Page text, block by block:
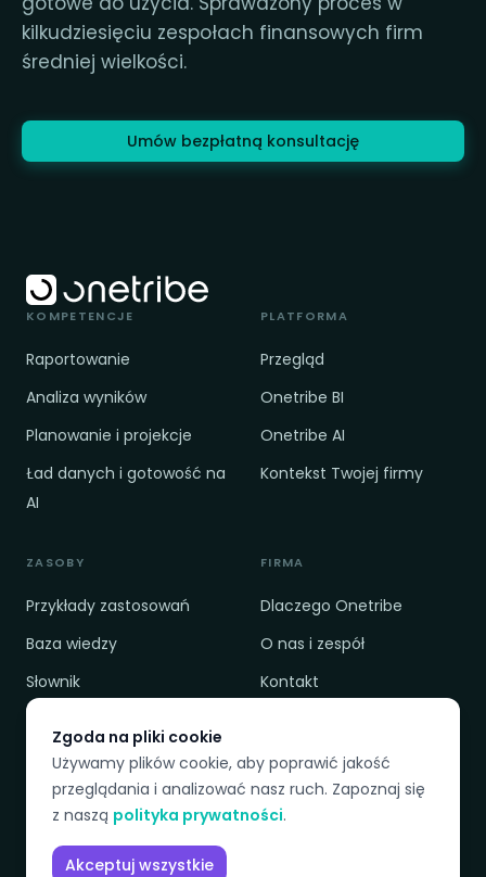
kilkudziesięciu zespołach finansowych firm
średniej wielkości.
Umów bezpłatną konsultację
KOMPETENCJE
Raportowanie
Analiza wyników
Planowanie i projekcje
Ład danych i gotowość na
AI
PLATFORMA
Przegląd
Onetribe BI
Onetribe AI
Kontekst Twojej firmy
ZASOBY
Przykłady zastosowań
Baza wiedzy
Słownik
Porównanie
FIRMA
Dlaczego Onetribe
O nas i zespół
Kontakt
Regulamin
DOSTĘPNE JĘZYKI
Zgoda na pliki cookie
Używamy plików cookie, aby poprawić jakość
przeglądania i analizować nasz ruch. Zapoznaj się
z naszą polityka prywatności.
Akceptuj wszystkie